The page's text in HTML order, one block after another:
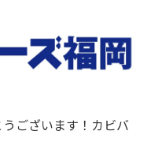
ございます！カビバ